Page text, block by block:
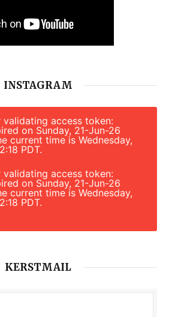
INSTAGRAM
validating access token:
on Sunday, 21-Jun-26
current time is Wednesday,
PDT.
validating access token:
on Sunday, 21-Jun-26
current time is Wednesday,
PDT.
KERSTMAIL